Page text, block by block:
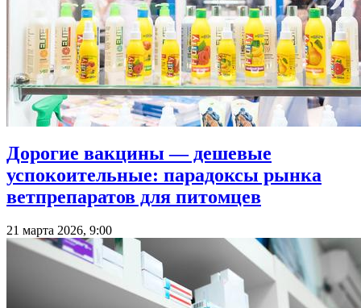
Дорогие вакцины — дешевые
успокоительные: парадоксы рынка
ветпрепаратов для питомцев
21 марта 2026, 9:00